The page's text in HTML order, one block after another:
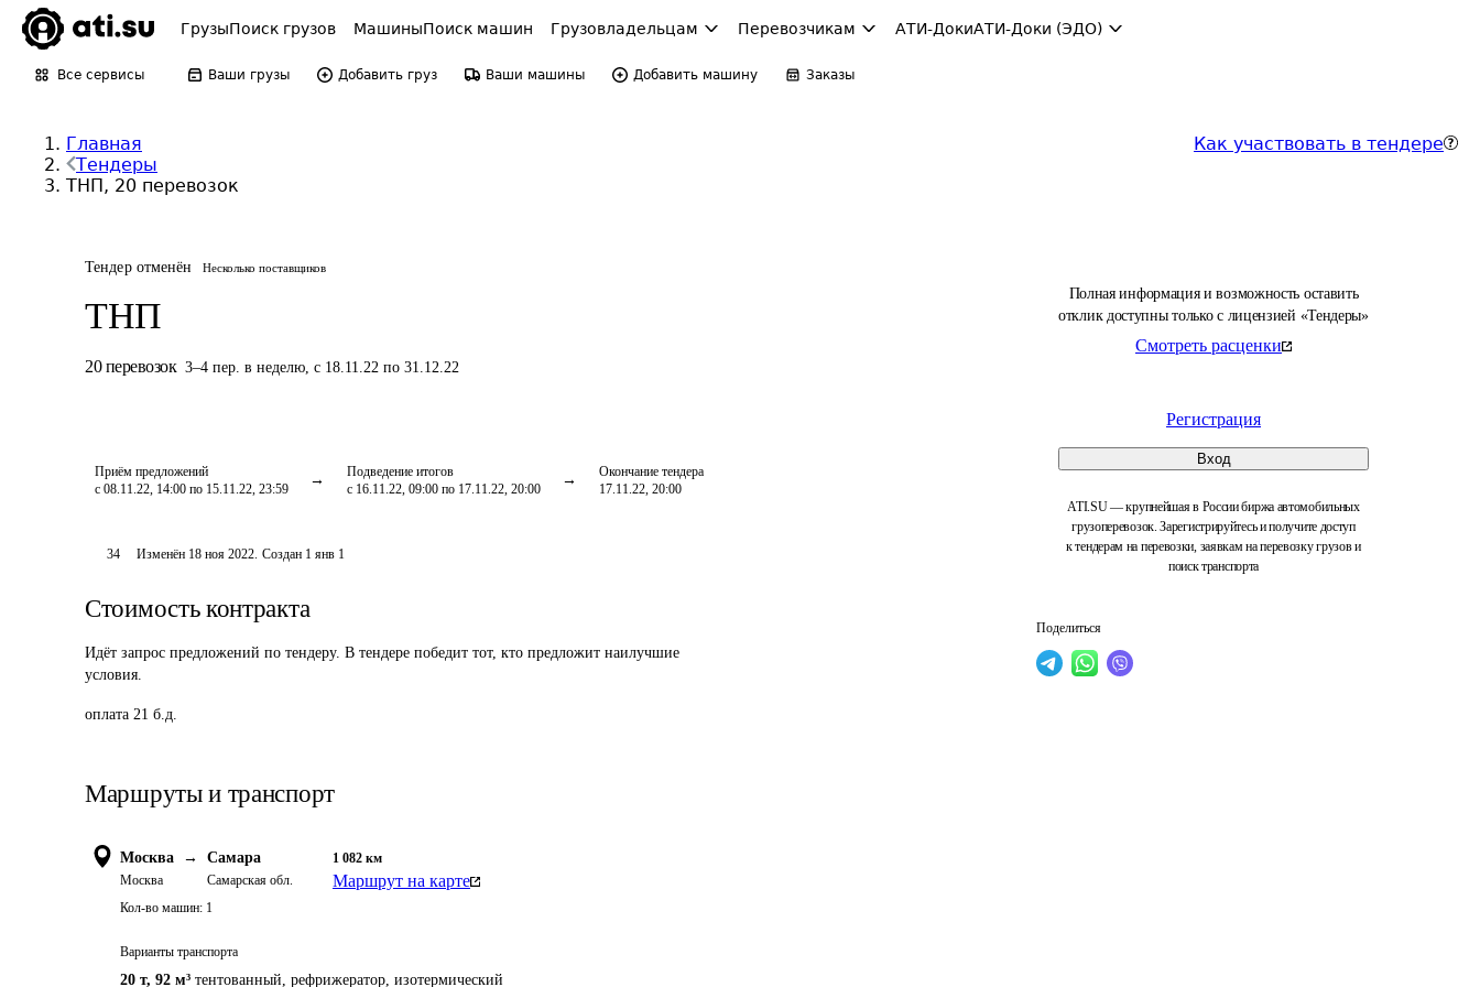
ГрузыПоиск грузов МашиныПоиск машин Грузовладельцам Перевозчикам АТИ-ДокиАТИ-Доки (ЭДО)
Все сервисы Ваши грузы Добавить груз Ваши машины Добавить машину Заказы
Главная
Тендеры
ТНП, 20 перевозок
Как участвовать в тендере
Тендер отменён Несколько поставщиков
ТНП
20 перевозок 3–4 пер. в неделю, с 18.11.22 по 31.12.22
Приём предложений
с 08.11.22, 14:00 по 15.11.22, 23:59
Подведение итогов
с 16.11.22, 09:00 по 17.11.22, 20:00
Окончание тендера
17.11.22, 20:00
Полная информация и возможность оставить
отклик доступны только с лицензией «Тендеры»
Смотреть расценки
Регистрация
Вход
ATI.SU — крупнейшая в России биржа автомобильных
грузоперевозок. Зарегистрируйтесь и получите доступ
к тендерам на перевозки, заявкам на перевозку грузов и
поиск транспорта
Поделиться
34 Изменён 18 ноя 2022. Создан 1 янв 1
Стоимость контракта
Идёт запрос предложений по тендеру. В тендере победит тот, кто предложит наилучшие
условия.
оплата 21 б.д.
Маршруты и транспорт
Москва →
Москва
Самара
Самарская обл.
1 082 км
Маршрут на карте
Кол-во машин: 1
Варианты транспорта
20 т, 92 м³ тентованный, рефрижератор, изотермический